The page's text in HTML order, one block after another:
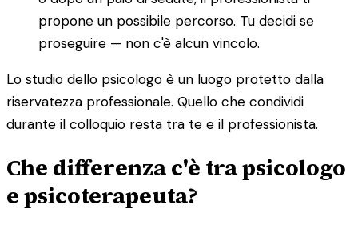
propone un possibile percorso. Tu decidi se
proseguire — non c'è alcun vincolo.
Lo studio dello psicologo è un luogo protetto dalla
riservatezza professionale. Quello che condividi
durante il colloquio resta tra te e il professionista.
Che differenza c'è tra psicologo
e psicoterapeuta?